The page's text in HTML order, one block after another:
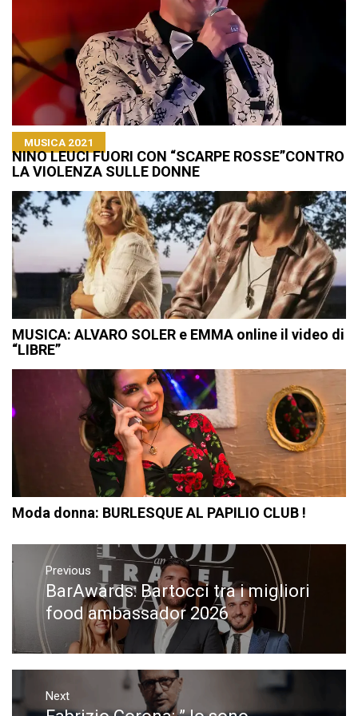
MUSICA 2021
NINO LEUCI FUORI CON “SCARPE ROSSE”CONTRO
LA VIOLENZA SULLE DONNE
MUSICA: ALVARO SOLER e EMMA online il video di
“LIBRE”
Moda donna: BURLESQUE AL PAPILIO CLUB !
Navigazione
articoli
Previous
Previous
post:
BarAwards: Bartocci tra i migliori
food ambassador 2026
Next